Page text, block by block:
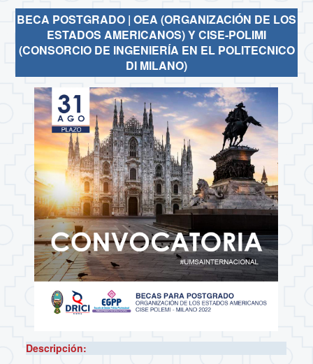
BECA POSTGRADO | OEA (ORGANIZACIÓN DE LOS
ESTADOS AMERICANOS) Y CISE-POLIMI
(CONSORCIO DE INGENIERÍA EN EL POLITECNICO
DI MILANO)
Descripción: